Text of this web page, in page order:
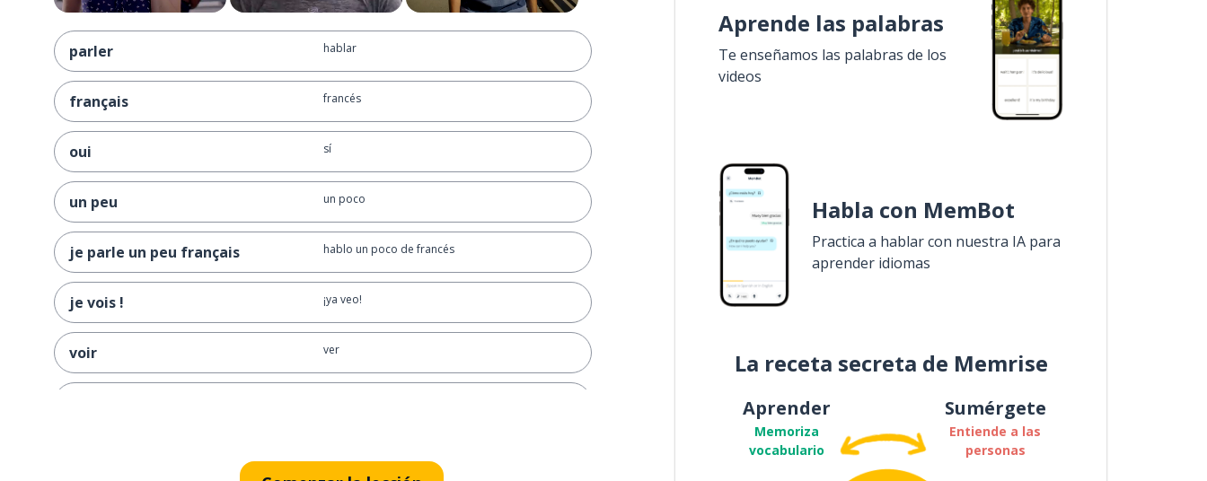
parler hablar
français francés
oui sí
un peu un poco
je parle un peu français hablo un poco de francés
je vois ! ¡ya veo!
voir ver
Aprende las palabras
Te enseñamos las palabras de los
videos
Habla con MemBot
Practica a hablar con nuestra IA para
aprender idiomas
La receta secreta de Memrise
Aprender
Memoriza
vocabulario
Sumérgete
Entiende a las
personas